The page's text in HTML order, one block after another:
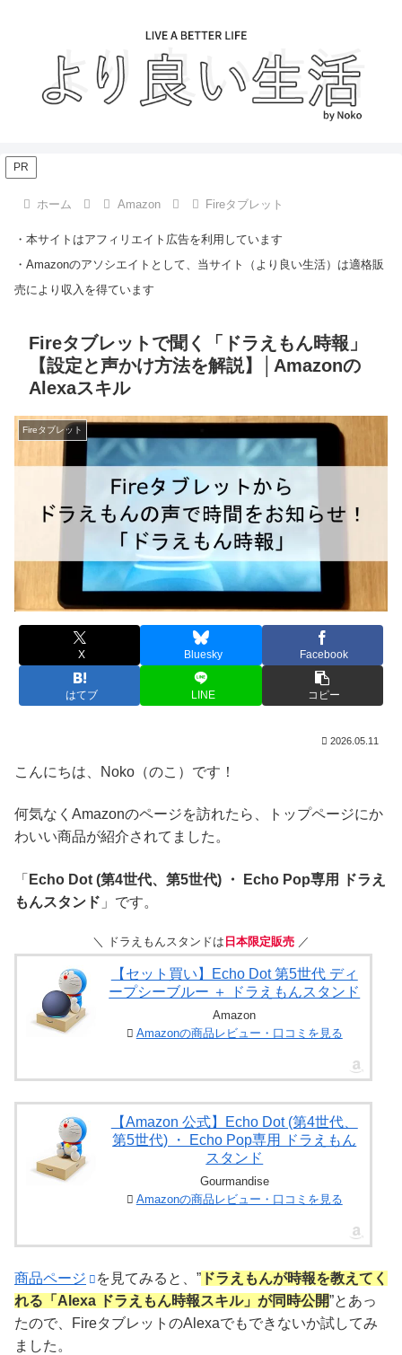
PR
ホーム Amazon Fireタブレット
・本サイトはアフィリエイト広告を利用しています
・Amazonのアソシエイトとして、当サイト（より良い生活）は適格販
売により収入を得ています
Fireタブレットで聞く「ドラえもん時報」
【設定と声かけ方法を解説】│Amazonの
Alexaスキル
Fireタブレット
X Bluesky Facebook
はてブ LINE コピー
2026.05.11
こんにちは、Noko（のこ）です！
何気なくAmazonのページを訪れたら、トップページにか
わいい商品が紹介されてました。
「 Echo Dot (第4世代、第5世代) ・ Echo Pop専用 ドラえ
もんスタンド 」です。
＼ ドラえもんスタンドは 日本限定販売 ／
【セット買い】Echo Dot 第5世代 ディ
ープシーブルー ＋ ドラえもんスタンド
Amazon
Amazonの商品レビュー・口コミを見る
【Amazon 公式】Echo Dot (第4世代、
第5世代) ・ Echo Pop専用 ドラえもん
スタンド
Gourmandise
Amazonの商品レビュー・口コミを見る
商品ページ を見てみると、” ドラえもんが時報を教えてく
れる「Alexa ドラえもん時報スキル」が同時公開”とあっ
たので、FireタブレットのAlexaでもできないか試してみ
ました。